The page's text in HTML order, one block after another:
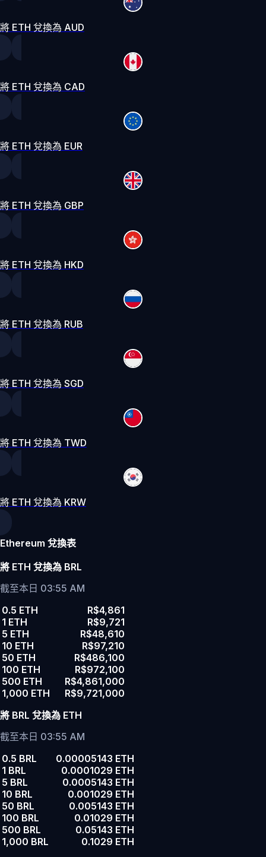
將 ETH 兌換為 AUD
將 ETH 兌換為 CAD
將 ETH 兌換為 EUR
將 ETH 兌換為 GBP
將 ETH 兌換為 HKD
將 ETH 兌換為 RUB
將 ETH 兌換為 SGD
將 ETH 兌換為 TWD
將 ETH 兌換為 KRW
Ethereum 兌換表
將 ETH 兌換為 BRL
截至本日 03:55 AM
0.5 ETH
R$4,861
1 ETH
R$9,721
5 ETH
R$48,610
10 ETH
R$97,210
50 ETH
R$486,100
100 ETH
R$972,100
500 ETH
R$4,861,000
1,000 ETH
R$9,721,000
將 BRL 兌換為 ETH
截至本日 03:55 AM
0.5 BRL
0.00005143 ETH
1 BRL
0.0001029 ETH
5 BRL
0.0005143 ETH
10 BRL
0.001029 ETH
50 BRL
0.005143 ETH
100 BRL
0.01029 ETH
500 BRL
0.05143 ETH
1,000 BRL
0.1029 ETH